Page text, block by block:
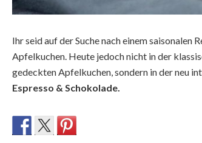
Ihr seid auf der Suche nach einem saisonalen
Apfelkuchen. Heute jedoch nicht in der
gedeckten Apfelkuchen, sondern in der neu
Espresso & Schokolade.